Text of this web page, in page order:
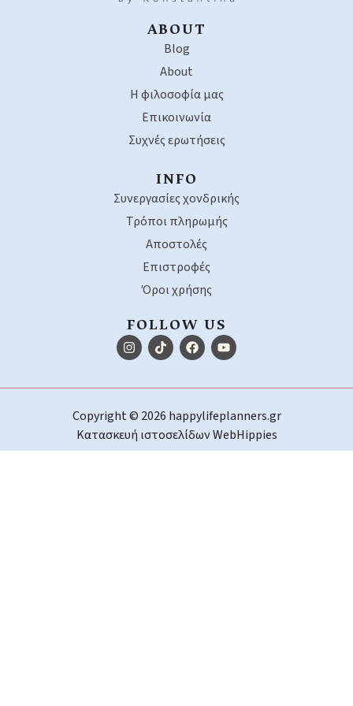
ABOUT
Blog
About
Η φιλοσοφία μας
Επικοινωνία
Συχνές ερωτήσεις
INFO
Συνεργασίες χονδρικής
Τρόποι πληρωμής
Αποστολές
Επιστροφές
Όροι χρήσης
FOLLOW US
Copyright © 2026 happylifeplanners.gr
Κατασκευή ιστοσελίδωνWebHippies